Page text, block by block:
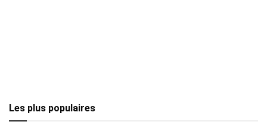
Les plus populaires